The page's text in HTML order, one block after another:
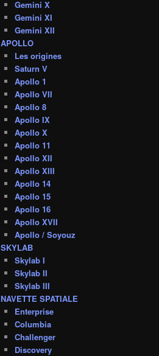
Gemini X
Gemini XI
Gemini XII
APOLLO
Les origines
Saturn V
Apollo 1
Apollo VII
Apollo 8
Apollo IX
Apollo X
Apollo 11
Apollo XII
Apollo XIII
Apollo 14
Apollo 15
Apollo 16
Apollo XVII
Apollo / Soyouz
SKYLAB
Skylab I
Skylab II
Skylab III
NAVETTE SPATIALE
Enterprise
Columbia
Challenger
Discovery